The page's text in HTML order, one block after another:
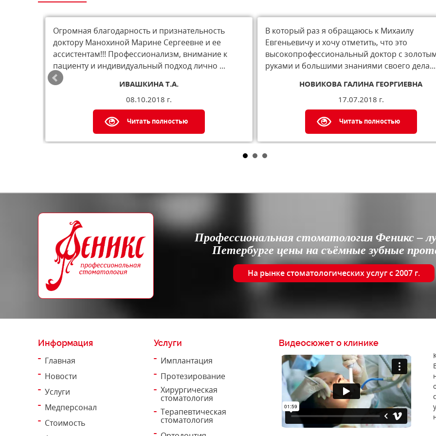
Огромная благодарность и признательность
доктору Манохиной Марине Сергеевне и ее
ассистентам!!! Профессионализм, внимание к
пациенту и индивидуальный подход лично ...
ИВАШКИНА Т.А.
08.10.2018 г.
Читать полностью
В который раз я обращаюсь к Михаилу
Евгеньевичу и хочу отметить, что это
высокопрофессиональный доктор с
руками и большими знаниями своего дела...
НОВИКОВА ГАЛИНА ГЕОРГИЕВНА
17.07.2018 г.
Читать полностью
Профессиональная стоматология Феникс –
Петербурге цены на съёмные зубные
На рынке стоматологических услуг с 2007 г.
Информация
Главная
Новости
Услуги
Медперсонал
Стоимость
Услуги
Имплантация
Протезирование
Хирургическая
стоматология
Терапевтическая
стоматология
Видеосюжет о клинике